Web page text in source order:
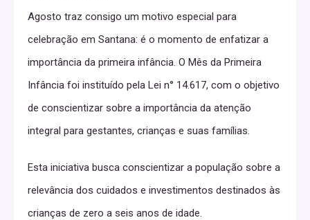
Agosto traz consigo um motivo especial para
celebração em Santana: é o momento de enfatizar a
importância da primeira infância. O Mês da Primeira
Infância foi instituído pela Lei n° 14.617, com o objetivo
de conscientizar sobre a importância da atenção
integral para gestantes, crianças e suas famílias.
Esta iniciativa busca conscientizar a população sobre a
relevância dos cuidados e investimentos destinados às
crianças de zero a seis anos de idade.